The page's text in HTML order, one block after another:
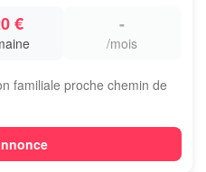
€ -
/mois
familiale proche chemin de